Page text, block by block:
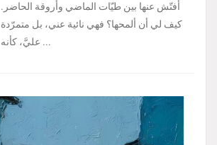
أفتّش عنها بين طيّات الماضي وأروقة الحاضر.
كيف لي أن ألمحها؟ فهي نائية عني، بل متمرّدة
عليَّ، كأنه ...